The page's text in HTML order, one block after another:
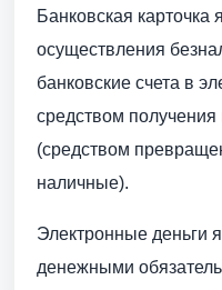
Банковская карточка
осуществления
банковские счета в
средством
(средством
наличные).
Электронные деньги
денежными